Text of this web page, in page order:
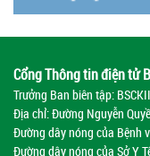
Cổng Thông tin điện tử
Trưởng Ban biên tập:
Địa chỉ: Đường Nguyễn
Đường dây nóng của Bệnh
Đường dây nóng của Sở Y